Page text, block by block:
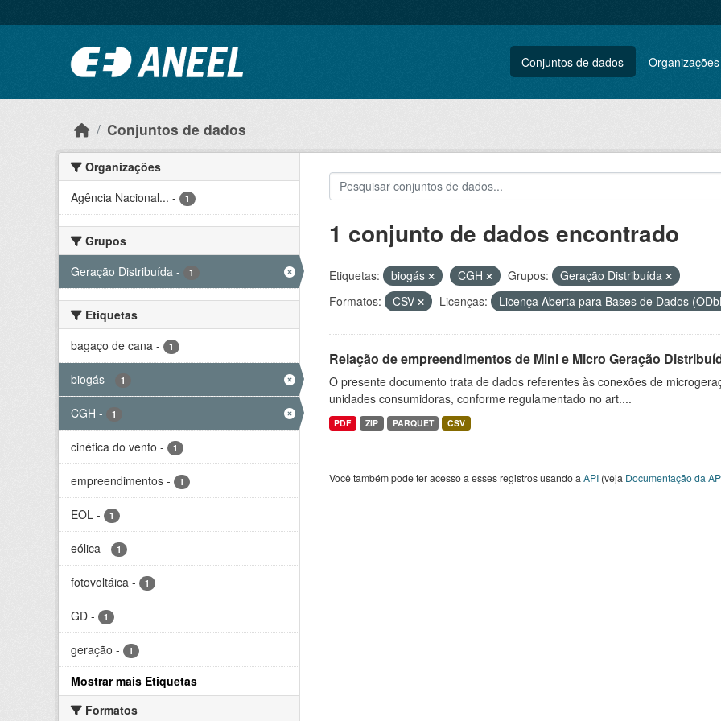
Conjuntos de dados Organizações
Conjuntos de dados
Organizações
Agência Nacional... - 1
Grupos
Geração Distribuída - 1
Etiquetas
bagaço de cana - 1
biogás - 1
CGH - 1
cinética do vento - 1
empreendimentos - 1
EOL - 1
eólica - 1
fotovoltáica - 1
GD - 1
geração - 1
Mostrar mais Etiquetas
Formatos
1 conjunto de dados encontrado
Etiquetas: biogás CGH Grupos:
Geração Distribuída
Formatos:
CSV Licenças: Licença Aberta para Bases de Dados
Relação de empreendimentos de Mini e Micro Geração
O presente documento trata de dados referentes às conexões de
unidades consumidoras, conforme regulamentado no art....
PDF ZIP PARQUET CSV
Você também pode ter acesso a esses registros usando a API(veja Documentação da